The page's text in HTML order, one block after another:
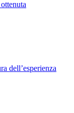
dell’esperienza